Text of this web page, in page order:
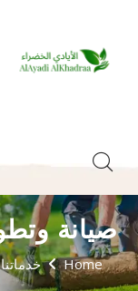
صيانة
Home خدماتنا